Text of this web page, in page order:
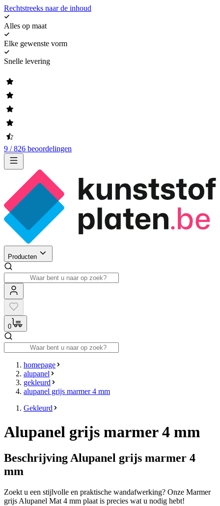
Rechtstreeks naar de inhoud
Alles op maat
Elke gewenste vorm
Snelle levering
9 / 826 beoordelingen
Producten
0
homepage
alupanel
gekleurd
alupanel grijs marmer 4 mm
Gekleurd
Alupanel grijs marmer 4 mm
Beschrijving Alupanel grijs marmer 4
mm
Zoekt u een stijlvolle en praktische wandafwerking? Onze Marmer
grijs Alupanel Mat 4 mm plaat is precies wat u nodig hebt!